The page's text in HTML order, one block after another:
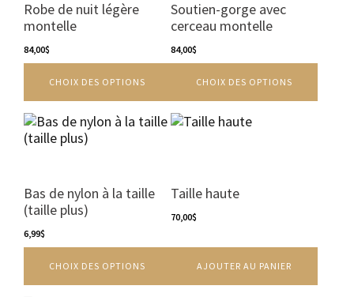
Robe de nuit légère
montelle
84,00$
CHOIX DES OPTIONS
Les
options
peuvent
être
choisies
sur
la
page
Soutien-gorge avec
cerceau montelle
84,00$
CHOIX DES OPTIONS
Les
options
peuvent
être
choisies
sur
la
Bas de nylon à la taille
(taille plus)
6,99$
CHOIX DES OPTIONS
Ce
produit
variations.
Les
options
peuvent
être
choisies
sur
Taille haute
70,00$
AJOUTER AU PANIER